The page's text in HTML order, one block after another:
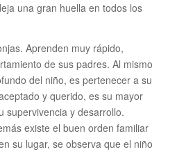
una gran huella en todos los
Aprenden muy rápido,
de sus padres. Al mismo
del niño, es pertenecer a su
y querido, es su mayor
supervivencia y desarrollo.
existe el buen orden familiar
su lugar, se observa que el niño